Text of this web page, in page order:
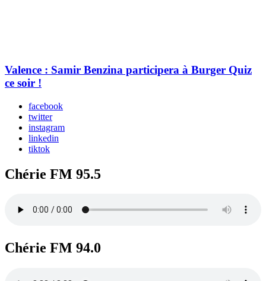
Valence : Samir Benzina participera à Burger Quiz
ce soir !
facebook
twitter
instagram
linkedin
tiktok
Chérie FM 95.5
Chérie FM 94.0